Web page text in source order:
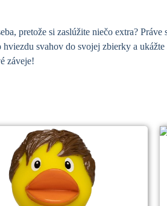
pretože si zaslúžite niečo extra?
svahov do svojej zbierky a
záveje!